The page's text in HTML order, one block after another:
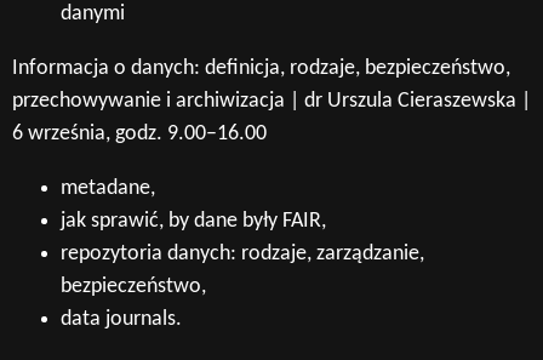
danymi
Informacja o danych: definicja, rodzaje, bezpieczeństwo,
przechowywanie i archiwizacja | dr Urszula Cieraszewska |
6 września, godz. 9.00–16.00
metadane,
jak sprawić, by dane były FAIR,
repozytoria danych: rodzaje, zarządzanie,
bezpieczeństwo,
data journals.